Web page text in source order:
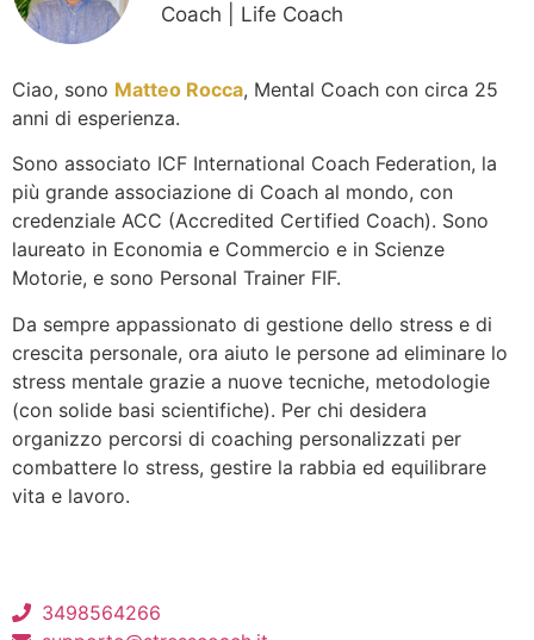
Coach | Life Coach
Ciao, sono Matteo Rocca, Mental Coach con circa 25
anni di esperienza.
Sono associato ICF International Coach Federation, la
più grande associazione di Coach al mondo, con
credenziale ACC (Accredited Certified Coach). Sono
laureato in Economia e Commercio e in Scienze
Motorie, e sono Personal Trainer FIF.
Da sempre appassionato di gestione dello stress e di
crescita personale, ora aiuto le persone ad eliminare lo
stress mentale grazie a nuove tecniche, metodologie
(con solide basi scientifiche). Per chi desidera
organizzo percorsi di coaching personalizzati per
combattere lo stress, gestire la rabbia ed equilibrare
vita e lavoro.
3498564266